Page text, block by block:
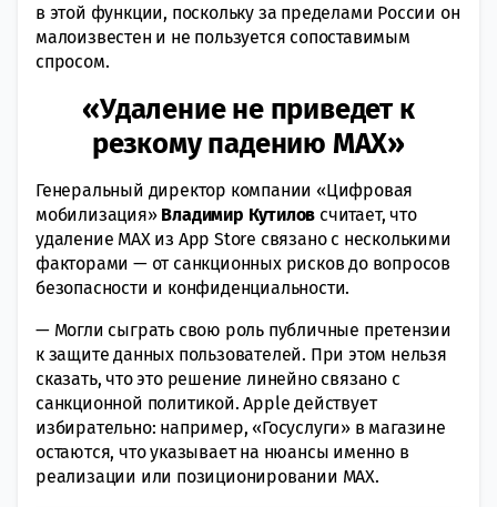
в этой функции, поскольку за пределами России он
малоизвестен и не пользуется сопоставимым
спросом.
«Удаление не приведет к
резкому падению MAX»
Генеральный директор компании «Цифровая
мобилизация» Владимир Кутилов считает, что
удаление MAX из App Store связано с несколькими
факторами — от санкционных рисков до вопросов
безопасности и конфиденциальности.
— Могли сыграть свою роль публичные претензии
к защите данных пользователей. При этом нельзя
сказать, что это решение линейно связано с
санкционной политикой. Apple действует
избирательно: например, «Госуслуги» в магазине
остаются, что указывает на нюансы именно в
реализации или позиционировании MAX.